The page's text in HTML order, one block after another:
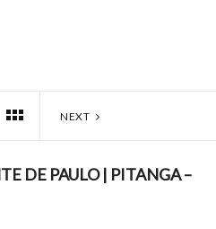
NEXT
DE PAULO | PITANGA –